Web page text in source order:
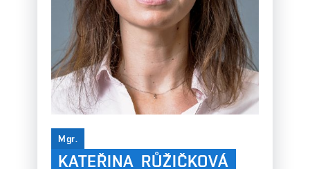
Mgr.
KATEŘINA RŮŽIČKOVÁ